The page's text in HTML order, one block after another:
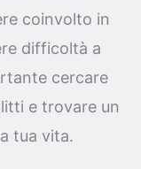
coinvolto in
difficoltà a
cercare
e trovare un
tua vita.